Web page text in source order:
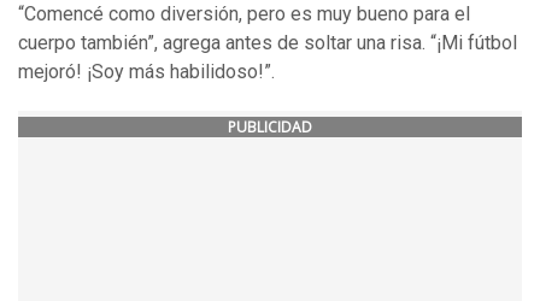
“Comencé como diversión, pero es muy bueno para el
cuerpo también”, agrega antes de soltar una risa. “¡Mi fútbol
mejoró! ¡Soy más habilidoso!”.
PUBLICIDAD